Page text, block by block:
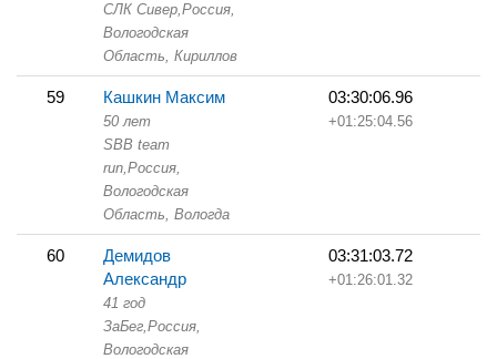
СЛК Сивер,Россия,
Вологодская
Область, Кириллов
59 Кашкин Максим
50 лет
SBB team
run,Россия,
Вологодская
Область, Вологда
03:30:06.96
+01:25:04.56
60
Демидов
Александр
41 год
ЗаБег,Россия,
Вологодская
03:31:03.72
+01:26:01.32